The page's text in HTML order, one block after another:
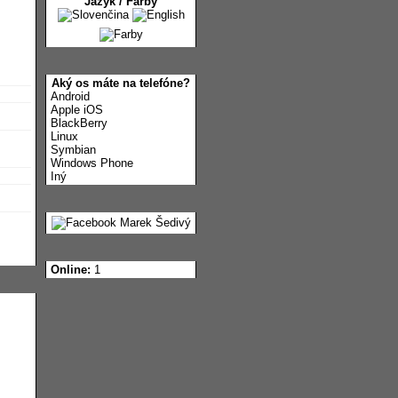
Aký os máte na telefóne?
Android
Apple iOS
BlackBerry
Linux
Symbian
Windows Phone
Iný
Online: 1